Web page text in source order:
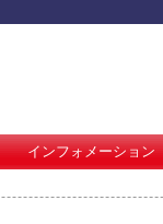
インフォメーション